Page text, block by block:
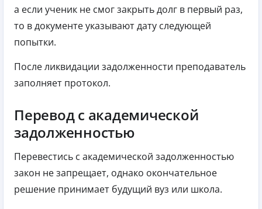
а если ученик не смог закрыть долг в первый раз,
то в документе указывают дату следующей
попытки.
После ликвидации задолженности преподаватель
заполняет протокол.
Перевод с академической
задолженностью
Перевестись с академической задолженностью
закон не запрещает, однако окончательное
решение принимает будущий вуз или школа.